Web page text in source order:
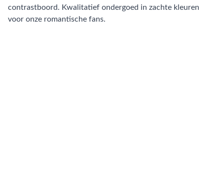
contrastboord. Kwalitatief ondergoed in zachte kleuren
voor onze romantische fans.